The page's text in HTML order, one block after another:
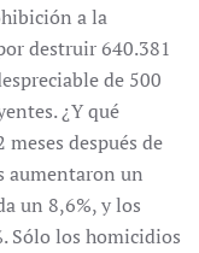
a la
destruir 640.381
de 500
¿Y qué
meses después de
aumentaron un
un 8,6%, y los
Sólo los homicidios